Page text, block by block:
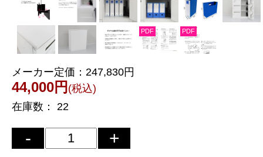
PDF PDF
メーカー定価： 247,830円
44,000円 (税込)
在庫数：
22